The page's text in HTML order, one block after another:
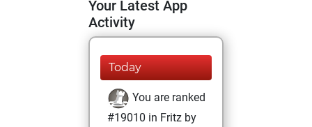
Your Latest App
Activity
Today
You are ranked
#19010 in Fritz by